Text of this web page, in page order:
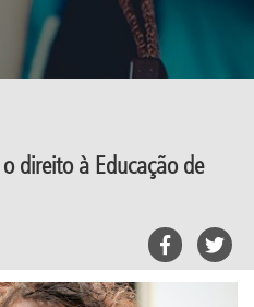
direito à Educação de